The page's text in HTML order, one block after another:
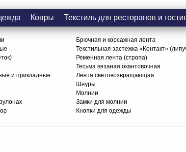
Ковры Текстиль для ресторанов и
и прикладные
Брючная и корсажная лента
Текстильная застежка «Контакт»
Ременная лента (стропа)
Тесьма вязаная окантовочная
Лента световозвращающая
Шнуры
Молнии
Замки для молнии
Кнопки для одежды